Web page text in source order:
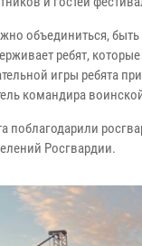
объединиться,
ребят,
игры ребята
командира
поблагодарили
Росгвардии.